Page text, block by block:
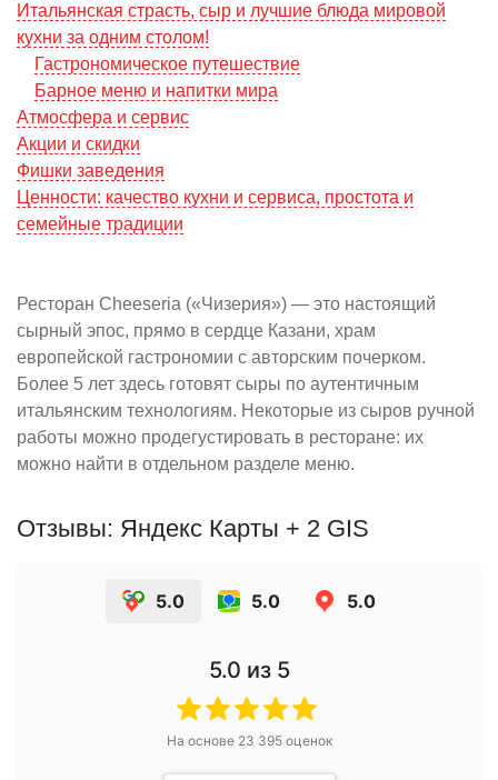
Итальянская страсть, сыр и лучшие блюда мировой
кухни за одним столом!
Гастрономическое путешествие
Барное меню и напитки мира
Атмосфера и сервис
Акции и скидки
Фишки заведения
Ценности: качество кухни и сервиса, простота и
семейные традиции
Ресторан Cheeseria («Чизерия») — это настоящий
сырный эпос, прямо в сердце Казани, храм
европейской гастрономии с авторским почерком.
Более 5 лет здесь готовят сыры по аутентичным
итальянским технологиям. Некоторые из сыров ручной
работы можно продегустировать в ресторане: их
можно найти в отдельном разделе меню.
Отзывы: Яндекс Карты + 2 GIS
5.0 5.0 5.0
5.0 из 5
На основе 23 395оценок